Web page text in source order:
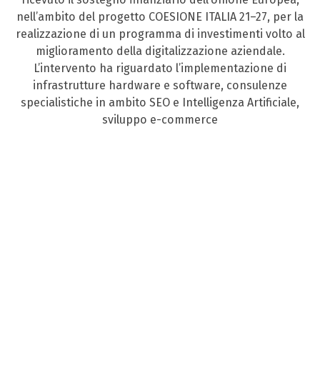
nell’ambito del progetto COESIONE ITALIA 21–27, per la
realizzazione di un programma di investimenti volto al
miglioramento della digitalizzazione aziendale.
L’intervento ha riguardato l’implementazione di
infrastrutture hardware e software, consulenze
specialistiche in ambito SEO e Intelligenza Artificiale,
sviluppo e-commerce